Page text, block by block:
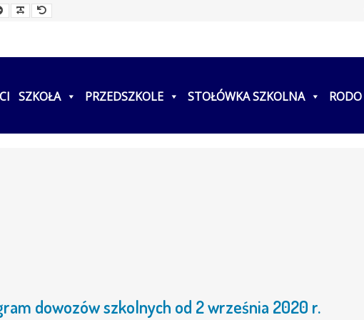
Larger
Font
Readable
Font
Default
Font
SZKOŁA PRZEDSZKOLE STOŁÓWKA SZKOLNA RODO
dowozów szkolnych od 2 września 2020 r.